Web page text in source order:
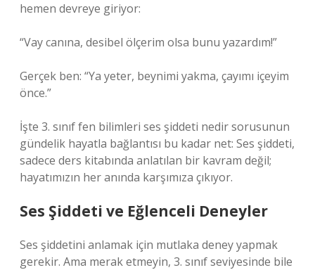
hemen devreye giriyor:
“Vay canına, desibel ölçerim olsa bunu yazardım!”
Gerçek ben: “Ya yeter, beynimi yakma, çayımı içeyim
önce.”
İşte 3. sınıf fen bilimleri ses şiddeti nedir sorusunun
gündelik hayatla bağlantısı bu kadar net: Ses şiddeti,
sadece ders kitabında anlatılan bir kavram değil;
hayatımızın her anında karşımıza çıkıyor.
Ses Şiddeti ve Eğlenceli Deneyler
Ses şiddetini anlamak için mutlaka deney yapmak
gerekir. Ama merak etmeyin, 3. sınıf seviyesinde bile